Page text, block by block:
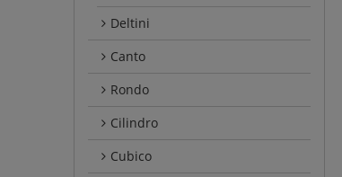
Deltini
Canto
Rondo
Cilindro
Cubico